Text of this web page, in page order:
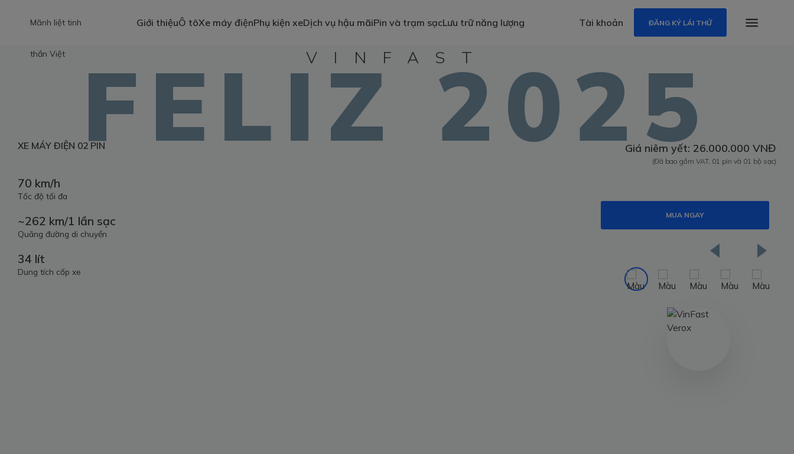
Giới thiệuÔ tôXe máy điệnPhụ kiện xeDịch vụ hậu mãiPin và trạm sạcLưu trữ năng lượng Tài khoản ĐĂNG KÝ LÁI THỬ
VINFAST
FELIZ 2025
XE MÁY ĐIỆN 02 PIN
70 km/h
Tốc độ tối đa
~262 km/1 lần sạc
Quãng đường di chuyển
34 lít
Dung tích cốp xe
Giá niêm yết: 26.000.000 VNĐ
(Đã bao gồm VAT, 01 pin và 01 bộ sạc)
MUA NGAY